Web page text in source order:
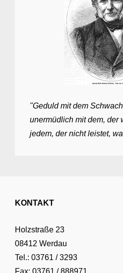
"Geduld mit dem
unermüdlich mit dem, der
jedem, der nicht leistet,
KONTAKT
Holzstraße 23
08412 Werdau
Tel.: 03761 / 3293
Fax: 03761 / 888971